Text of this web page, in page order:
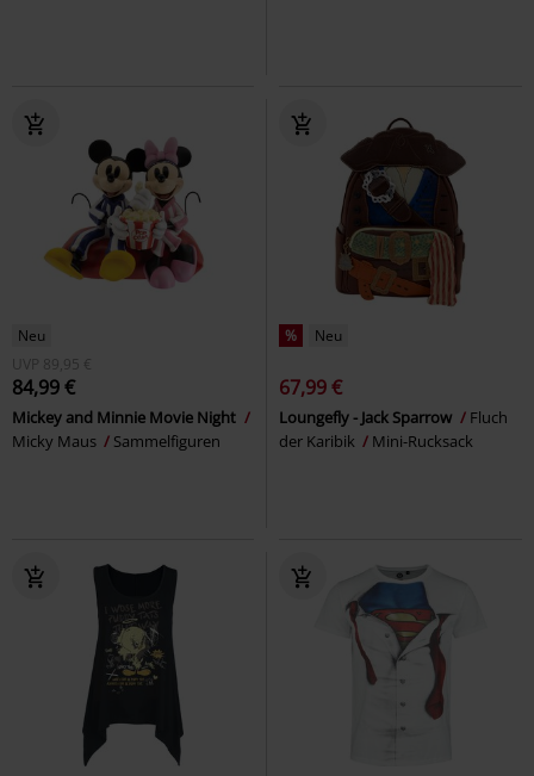
Neu
UVP
89,95 €
84,99 €
Mickey and Minnie Movie Night
Micky Maus
Sammelfiguren
% Neu
67,99 €
Loungefly - Jack Sparrow
Fluch
der Karibik
Mini-Rucksack